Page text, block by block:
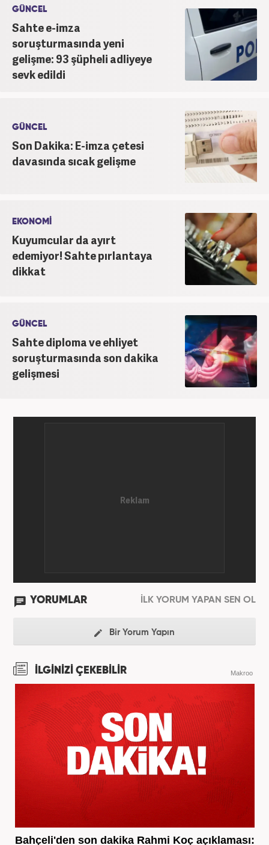
GÜNCEL
Sahte e-imza
soruşturmasında yeni
gelişme: 93 şüpheli adliyeye
sevk edildi
GÜNCEL
Son Dakika: E-imza çetesi
davasında sıcak gelişme
EKONOMİ
Kuyumcular da ayırt
edemiyor! Sahte pırlantaya
dikkat
GÜNCEL
Sahte diploma ve ehliyet
soruşturmasında son dakika
gelişmesi
YORUMLAR İLK YORUM YAPAN SEN OL
Bir Yorum Yapın
İLGİNİZİ ÇEKEBİLİR Makroo
Bahçeli'den son dakika Rahmi Koç açıklaması: